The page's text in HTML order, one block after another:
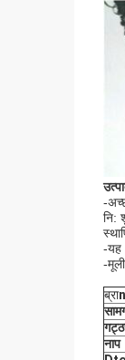
-
नि:
-यह
-
ब्रा
नाप